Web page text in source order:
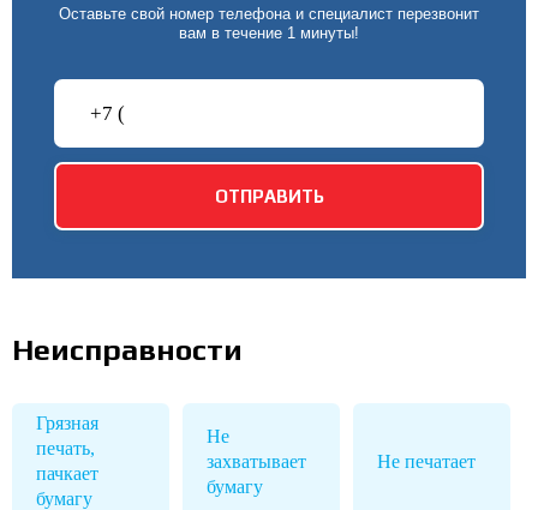
Оставьте свой номер телефона и специалист перезвонит
вам в течение 1 минуты!
Неисправности
Грязная
печать,
пачкает
бумагу
Не
захватывает
бумагу
Не печатает